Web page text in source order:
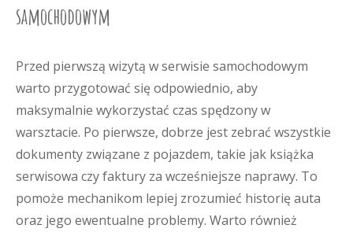
samochodowym
Przed pierwszą wizytą w serwisie samochodowym
warto przygotować się odpowiednio, aby
maksymalnie wykorzystać czas spędzony w
warsztacie. Po pierwsze, dobrze jest zebrać wszystkie
dokumenty związane z pojazdem, takie jak książka
serwisowa czy faktury za wcześniejsze naprawy. To
pomoże mechanikom lepiej zrozumieć historię auta
oraz jego ewentualne problemy. Warto również